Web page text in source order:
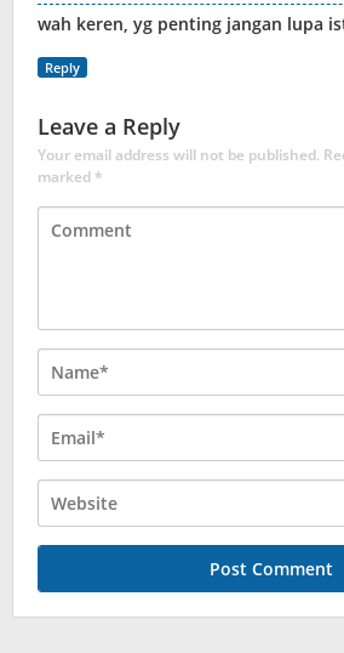
wah keren, yg penting jangan lupa
Reply
Leave a Reply
Your email address will not be published.
marked*